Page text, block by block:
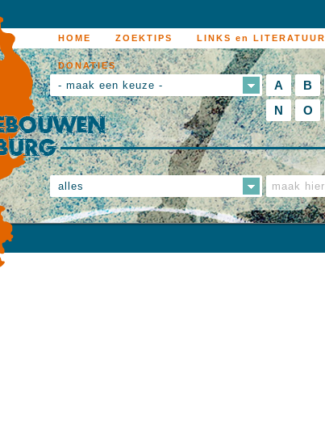
HOME ZOEKTIPS LINKS en LITERATUUR
DONATIES
- maak een keuze - A B
N
O
alles